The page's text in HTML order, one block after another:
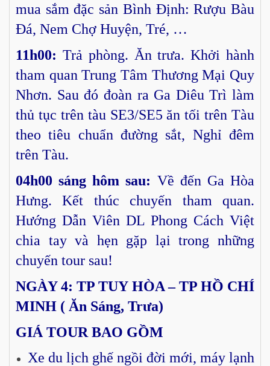
mua sắm đặc sản Bình Định: Rượu Bàu
Đá, Nem Chợ Huyện, Tré, …
11h00: Trả phòng. Ăn trưa. Khởi hành
tham quan Trung Tâm Thương Mại Quy
Nhơn. Sau đó đoàn ra Ga Diêu Trì làm
thủ tục trên tàu SE3/SE5 ăn tối trên Tàu
theo tiêu chuẩn đường sắt, Nghỉ đêm
trên Tàu.
04h00 sáng hôm sau: Về đến Ga Hòa
Hưng. Kết thúc chuyến tham quan.
Hướng Dẫn Viên DL Phong Cách Việt
chia tay và hẹn gặp lại trong những
chuyến tour sau!
NGÀY 4: TP TUY HÒA – TP HỒ CHÍ
MINH ( Ăn Sáng, Trưa)
GIÁ TOUR BAO GỒM
Xe du lịch ghế ngồi đời mới, máy lạnh